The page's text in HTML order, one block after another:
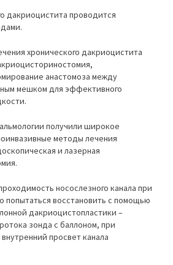
дакриоцистита проводится
хронического дакриоцистита
анастомоза между
мешком для эффективного
получили широкое
методы лечения
и лазерная
носослезного канала при
попытаться восстановить с помощью
дакриоцистопластики –
зонда с баллоном, при
просвет канала